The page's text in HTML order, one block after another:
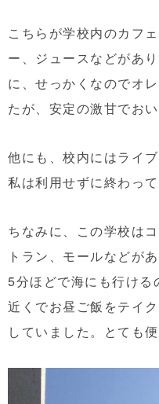
こちらが学校内のカフ
ー、ジュースなどがあ
に、せっかくなのでオ
たが、安定の激甘でおい
他にも、校内にはライ
私は利用せずに終わって
ちなみに、この学校は
トラン、モールなどが
5分ほどで海にも行ける
近くでお昼ご飯をテイ
していました。とても